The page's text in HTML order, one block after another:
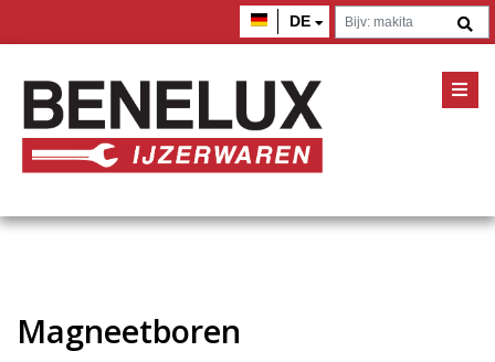
DE
Magneetboren